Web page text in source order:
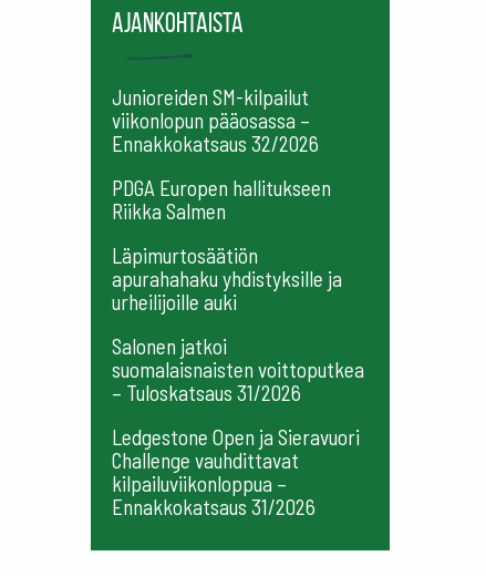
Ajankohtaista
Junioreiden SM-kilpailut
viikonlopun pääosassa –
Ennakkokatsaus 32/2026
PDGA Europen hallitukseen
Riikka Salmen
Läpimurtosäätiön
apurahahaku yhdistyksille ja
urheilijoille auki
Salonen jatkoi
suomalaisnaisten voittoputkea
– Tuloskatsaus 31/2026
Ledgestone Open ja Sieravuori
Challenge vauhdittavat
kilpailuviikonloppua –
Ennakkokatsaus 31/2026